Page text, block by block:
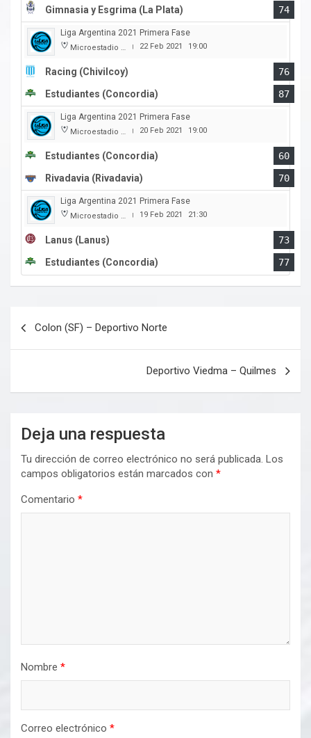
Gimnasia y Esgrima (La Plata) 74
Liga Argentina 2021 Primera Fase
Microestadio Antonio Rotili | 22 Feb 2021 19:00
Racing (Chivilcoy)
76
Estudiantes (Concordia)
87
Liga Argentina 2021 Primera Fase
Microestadio Antonio Rotili | 20 Feb 2021 19:00
Estudiantes (Concordia)
60
Rivadavia (Rivadavia)
70
Liga Argentina 2021 Primera Fase
Microestadio Antonio Rotili | 19 Feb 2021 21:30
Lanus (Lanus)
73
Estudiantes (Concordia)
77
Colon (SF) – Deportivo Norte
Deportivo Viedma – Quilmes
Deja una respuesta
Tu dirección de correo electrónico no será publicada. Los
campos obligatorios están marcados con *
Comentario *
Nombre *
Correo electrónico *